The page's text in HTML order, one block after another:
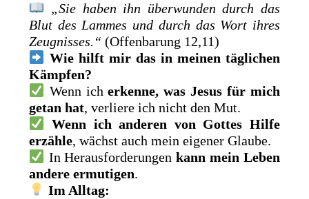
„Sie haben ihn überwunden durch das
Blut des Lammes und durch das Wort ihres
Zeugnisses.“ (Offenbarung 12,11)
Wie hilft mir das in meinen täglichen
Kämpfen?
Wenn icherkenne, was Jesus für mich
getan hat, verliere ich nicht den Mut.
Wenn ich anderen von Gottes Hilfe
erzähle, wächst auch mein eigener Glaube.
In Herausforderungenkann mein Leben
andere ermutigen.
Im Alltag: